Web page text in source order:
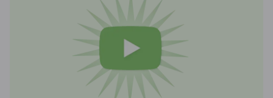
gesagt, dass man gebrauchte Schuhe wegwerfen